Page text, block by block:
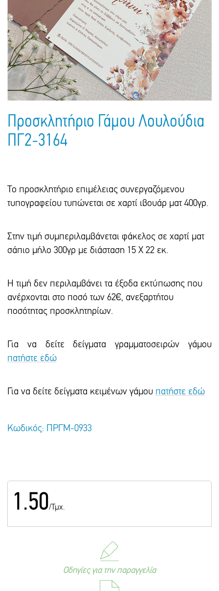
Πακέτα Δώρων
Σακούλες
Τσάντες - Ποδιές - Ομπρέλες
Παιδικό Πάρτι
Παιδικά Είδη
Ημερολόγια - Ατζέντες
Γραφική Ύλη
Είδη Γραφείου
Τετράδια - Φάκελοι
Μπλοκ Ζωγραφικής
Προσκλητήριο Γάμου Λουλούδια
ΠΓ2-3164
Το προσκλητήριο επιμέλειας συνεργαζόμενου
τυπογραφείου τυπώνεται σε χαρτί ιβουάρ ματ 400γρ.
Στην τιμή συμπεριλαμβάνεται φάκελος σε χαρτί ματ
σάπιο μήλο 300γρ με διάσταση 15 Χ 22 εκ.
Η τιμή δεν περιλαμβάνει τα έξοδα εκτύπωσης που
ανέρχονται στο ποσό των 62€, ανεξαρτήτου
ποσότητας προσκλητηρίων.
Για να δείτε δείγματα γραμματοσειρών γάμου
πατήστε εδώ
Για να δείτε δείγματα κειμένων γάμου πατήστε εδώ
Κωδικός: ΠΡΓΜ-0933
1.50/Τμχ.
Οδηγίες για την παραγγελία